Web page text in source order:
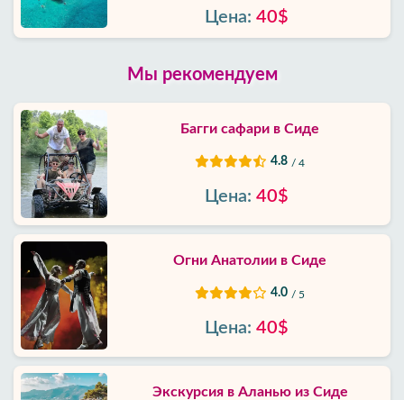
Цена: 40$
Мы рекомендуем
Багги сафари в Сиде
4.8 / 4
Цена: 40$
Огни Анатолии в Сиде
4.0 / 5
Цена: 40$
Экскурсия в Аланью из Сиде